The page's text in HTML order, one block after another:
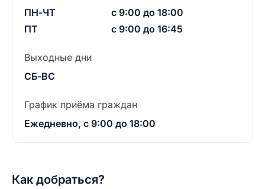
ПН-ЧТ
ПТ
с 9:00 до 18:00
с 9:00 до 16:45
Выходные дни
СБ-ВС
График приёма граждан
Ежедневно, с 9:00 до 18:00
Как добраться?